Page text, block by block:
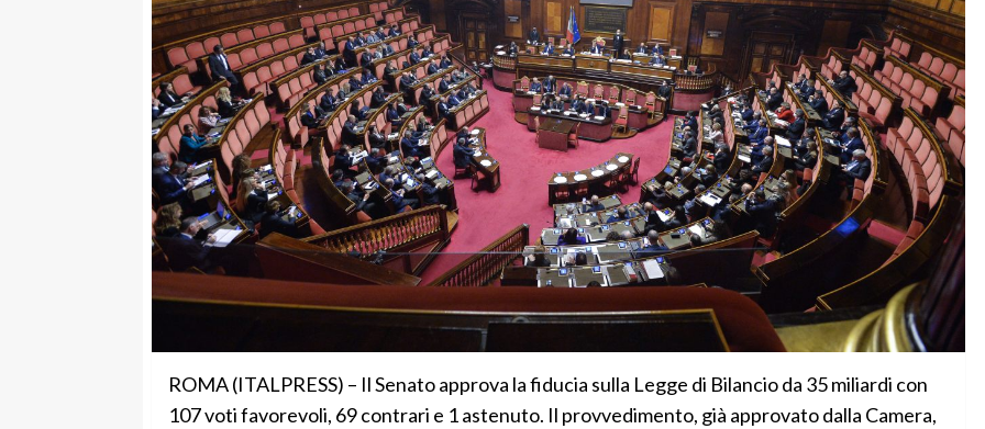
ROMA (ITALPRESS) – Il Senato approva la fiducia sulla Legge di Bilancio da 35 miliardi con
107 voti favorevoli, 69 contrari e 1 astenuto. Il provvedimento, già approvato dalla Camera,